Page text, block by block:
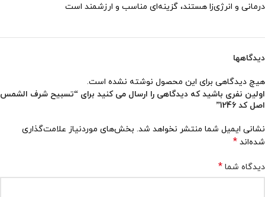
درمانی و انرژی‌زا هستند، گزینه‌ای مناسب و ارزشمند است
دیدگاهها
هیچ دیدگاهی برای این محصول نوشته نشده است.
اولین نفری باشید که دیدگاهی را ارسال می کنید برای “تسبیح شرف الشمس
اصل کد 1246”
نشانی ایمیل شما منتشر نخواهد شد. بخش‌های موردنیاز علامت‌گذاری
شده‌اند *
دیدگاه شما *